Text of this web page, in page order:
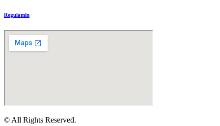
Regulamin
© All Rights Reserved.